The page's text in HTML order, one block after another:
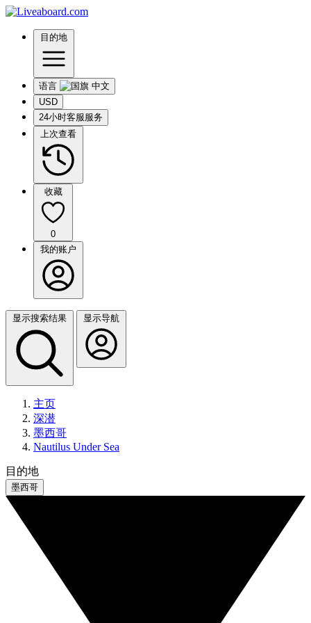
目的地
语言
USD
24小时客服服务
上次查看
收藏
0
我的账户
显示搜索结果 显示导航
主页
深潜
墨西哥
Nautilus Under Sea
目的地
墨西哥